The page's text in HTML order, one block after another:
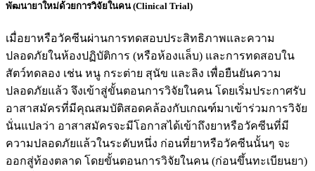
พัฒนายาใหม่ด้วยการวิจัยในคน (Clinical Trial)
เมื่อยาหรือวัคซีนผ่านการทดสอบประสิทธิภาพและความ
ปลอดภัยในห้องปฏิบัติการ (หรือห้องแล็บ) และการทดสอบใน
สัตว์ทดลอง เช่น หนู กระต่าย สุนัข และลิง เพื่อยืนยันความ
ปลอดภัยแล้ว จึงเข้าสู่ขั้นตอนการวิจัยในคน โดยเริ่มประกาศรับ
อาสาสมัครที่มีคุณสมบัติสอดคล้องกับเกณฑ์มาเข้าร่วมการวิจัย
นั่นแปลว่า อาสาสมัครจะมีโอกาสได้เข้าถึงยาหรือวัคซีนที่มี
ความปลอดภัยแล้วในระดับหนึ่ง ก่อนที่ยาหรือวัคซีนนั้นๆ จะ
ออกสู่ท้องตลาด โดยขั้นตอนการวิจัยในคน (ก่อนขึ้นทะเบียนยา)